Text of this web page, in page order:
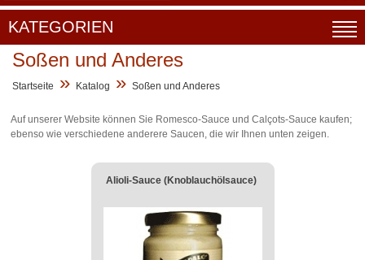
KATEGORIEN
Soßen und Anderes
Startseite » Katalog » Soßen und Anderes
Auf unserer Website können Sie Romesco-Sauce und Calçots-Sauce kaufen;
ebenso wie verschiedene anderere Saucen, die wir Ihnen unten zeigen.
Alioli-Sauce (Knoblauchölsauce)